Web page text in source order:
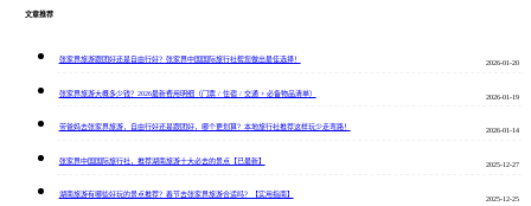
文章推荐
张家界旅游跟团好还是自由行好？张家界中国国际旅行社帮您做出最佳选择！
2026-01-20
张家界旅游大概多少钱？2026最新费用明细（门票 / 住宿 / 交通 + 必备物品清单）
2026-01-19
带爸妈去张家界旅游，自由行好还是跟团好，哪个更划算？本地旅行社推荐这样玩少走弯路！
2026-01-14
张家界中国国际旅行社，推荐湖南旅游十大必去的景点【已最新】
2025-12-27
湖南旅游有哪些好玩的景点推荐？春节去张家界旅游合适吗？【实用指南】
2025-12-25